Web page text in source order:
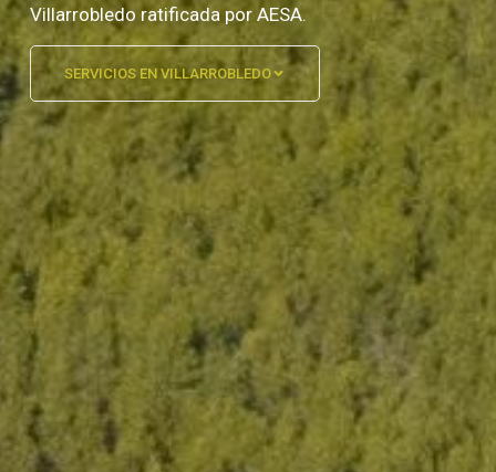
Villarrobledo ratificada por AESA.
SERVICIOS EN VILLARROBLEDO